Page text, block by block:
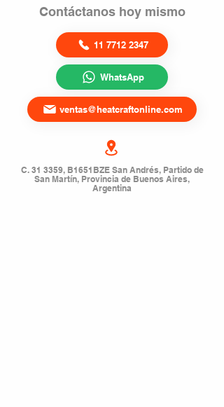
Contáctanos hoy mismo
11 7712 2347
WhatsApp
ventas@heatcraftonline.com
C. 31 3359, B1651BZE San Andrés, Partido de
San Martín, Provincia de Buenos Aires,
Argentina